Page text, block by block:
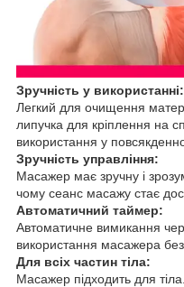
Зручність у використанні:
Легкий для очищення
липучка для кріплення на
використання у
Зручність управління:
Масажер має зручну і
чому сеанс масажу стає
Автоматичний таймер:
Автоматичне вимикання
використання масажера
Для всіх частин тіла:
Масажер підходить для